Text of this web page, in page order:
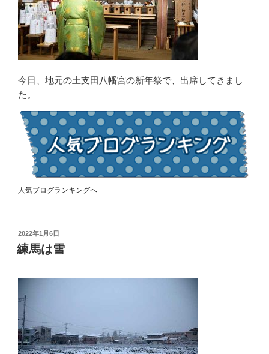
今日、地元の土支田八幡宮の新年祭で、出席してきまし
た。
人気ブログランキングへ
投
稿
日:
2022年1月6日
練馬は雪